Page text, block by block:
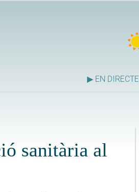
▶ EN DIRECTE
sanitària al